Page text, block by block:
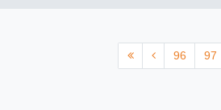
96 97